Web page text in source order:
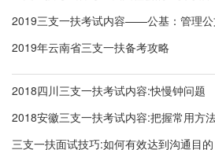
2019三支一扶考试内容——公基：管理公
2019年云南省三支一扶备考攻略
2018四川三支一扶考试内容:快慢钟问题
2018安徽三支一扶考试内容:把握常用方
三支一扶面试技巧:如何有效达到沟通目的